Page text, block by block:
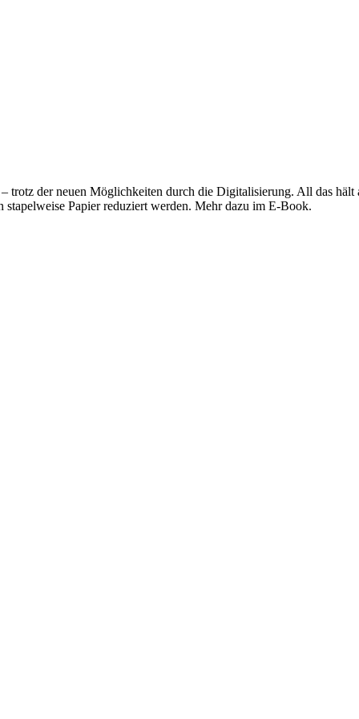
trotz der neuen Möglichkeiten durch die Digitalisierung. All das
Papier reduziert werden. Mehr dazu im E-Book.